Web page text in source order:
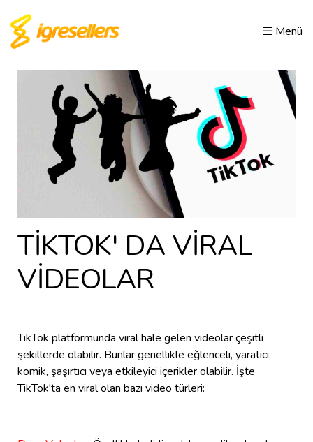
Menü
TİKTOK' DA VİRAL
VİDEOLAR
TikTok platformunda viral hale gelen videolar çeşitli
şekillerde olabilir. Bunlar genellikle eğlenceli, yaratıcı,
komik, şaşırtıcı veya etkileyici içerikler olabilir. İşte
TikTok'ta en viral olan bazı video türleri: